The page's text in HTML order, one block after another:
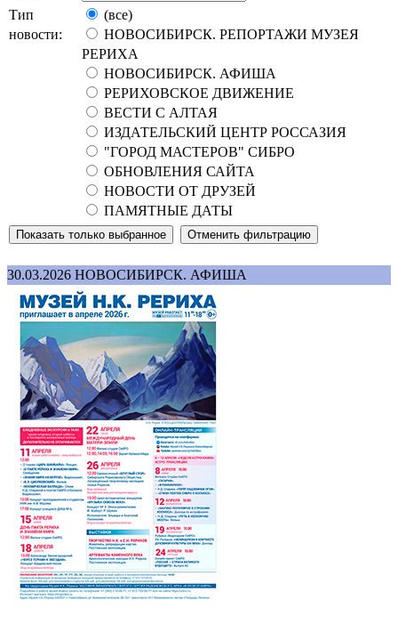
Тип
новости:
(все)
НОВОСИБИРСК. РЕПОРТАЖИ МУЗЕЯ
РЕРИХА
НОВОСИБИРСК. АФИША
РЕРИХОВСКОЕ ДВИЖЕНИЕ
ВЕСТИ С АЛТАЯ
ИЗДАТЕЛЬСКИЙ ЦЕНТР РОССАЗИЯ
"ГОРОД МАСТЕРОВ" СИБРО
ОБНОВЛЕНИЯ САЙТА
НОВОСТИ ОТ ДРУЗЕЙ
ПАМЯТНЫЕ ДАТЫ
30.03.2026 НОВОСИБИРСК. АФИША